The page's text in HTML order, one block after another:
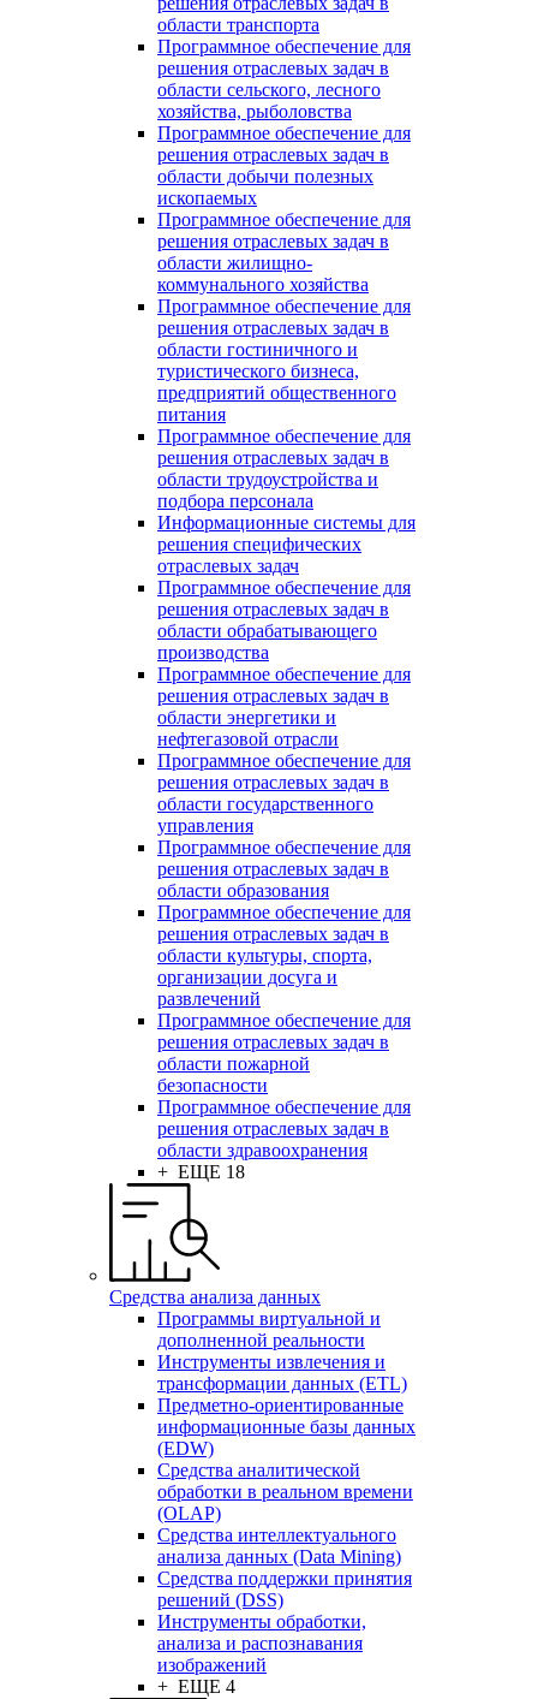
области транспорта
Программное обеспечение для
решения отраслевых задач в
области сельского, лесного
хозяйства, рыболовства
Программное обеспечение для
решения отраслевых задач в
области добычи полезных
ископаемых
Программное обеспечение для
решения отраслевых задач в
области жилищно-
коммунального хозяйства
Программное обеспечение для
решения отраслевых задач в
области гостиничного и
туристического бизнеса,
предприятий общественного
питания
Программное обеспечение для
решения отраслевых задач в
области трудоустройства и
подбора персонала
Информационные системы для
решения специфических
отраслевых задач
Программное обеспечение для
решения отраслевых задач в
области обрабатывающего
производства
Программное обеспечение для
решения отраслевых задач в
области энергетики и
нефтегазовой отрасли
Программное обеспечение для
решения отраслевых задач в
области государственного
управления
Программное обеспечение для
решения отраслевых задач в
области образования
Программное обеспечение для
решения отраслевых задач в
области культуры, спорта,
организации досуга и
развлечений
Программное обеспечение для
решения отраслевых задач в
области пожарной
безопасности
Программное обеспечение для
решения отраслевых задач в
области здравоохранения
+ ЕЩЕ 18
Средства анализа данных
Программы виртуальной и
дополненной реальности
Инструменты извлечения и
трансформации данных (ETL)
Предметно-ориентированные
информационные базы данных
(EDW)
Средства аналитической
обработки в реальном времени
(OLAP)
Средства интеллектуального
анализа данных (Data Mining)
Средства поддержки принятия
решений (DSS)
Инструменты обработки,
анализа и распознавания
изображений
+ ЕЩЕ 4